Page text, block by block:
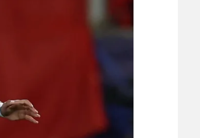
הצטרפות לחבילת הערוצים